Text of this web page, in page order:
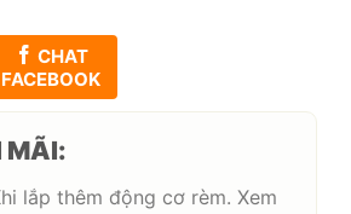
CHAT
FACEBOOK
MÃI:
lắp thêm động cơ rèm. Xem